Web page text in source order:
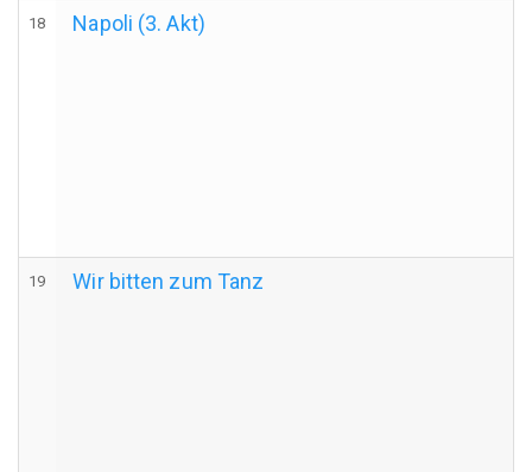
18 Napoli (3. Akt)
19 Wir bitten zum Tanz